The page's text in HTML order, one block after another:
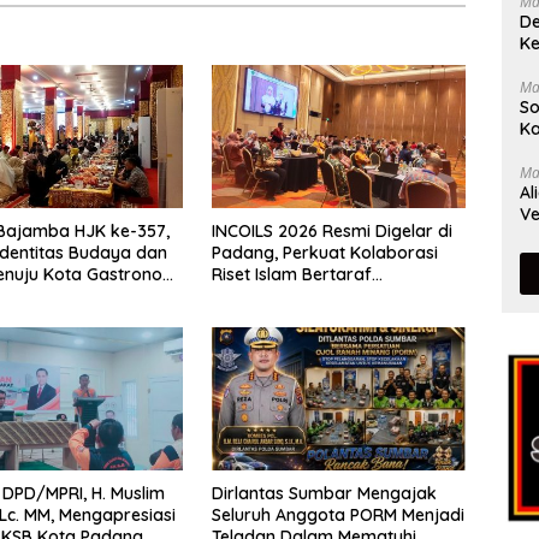
HJK ke-357,
Budaya dan
Kota Gastronomi
INCOILS 2026 Resmi Digelar di
Padang, Perkuat Kolaborasi
Riset Islam Bertaraf
MPRI, H. Muslim
MM, Mengapresiasi
Dirlantas Sumbar Mengajak
Seluruh Anggota PORM Menjadi